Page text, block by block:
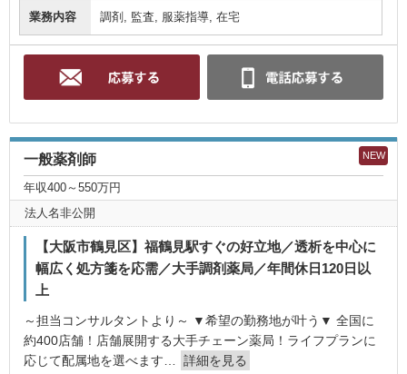
業務内容 調剤, 監査, 服薬指導, 在宅
NEW
一般薬剤師
年収400～550万円
法人名非公開
【大阪市鶴見区】福鶴見駅すぐの好立地／透析を中心に
幅広く処方箋を応需／大手調剤薬局／年間休日120日以
上
～担当コンサルタントより～ ▼希望の勤務地が叶う▼ 全国に
約400店舗！店舗展開する大手チェーン薬局！ライフプランに
応じて配属地を選べます…
詳細を見る